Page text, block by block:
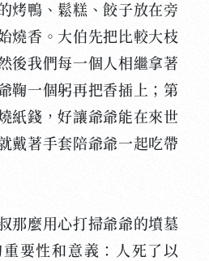
烤鴨、鬆糕、餃子放在旁
燒香。大伯先把比較大枝
後我們每一個人相繼拿著
鞠一個躬再把香插上；第
紙錢，好讓爺爺能在來世
戴著手套陪爺爺一起吃帶
麼用心打掃爺爺的墳墓
要性和意義：人死了以